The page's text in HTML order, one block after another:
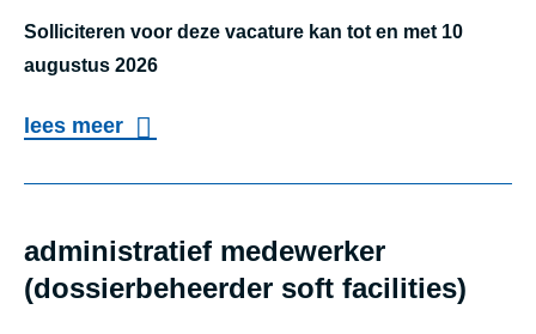
o
e
e
r
Solliciteren voor deze vacature kan tot en met 10
augustus 2026
lees meer o
r
h
administratief medewerker
(dossierbeheerder soft facilities)